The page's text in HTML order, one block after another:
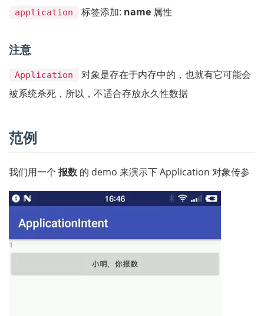
application 标签添加: name 属性
注意
Application
对象是存在于内存中的，也就有它可能会
被系统杀死，所以，不适合存放永久性数据
范例
我们用一个 报数 的 demo 来演示下 Application 对象传参